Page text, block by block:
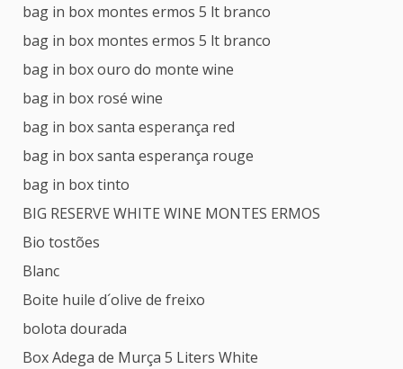
bag in box montes ermos 5 lt branco
bag in box montes ermos 5 lt branco
bag in box ouro do monte wine
bag in box rosé wine
bag in box santa esperança red
bag in box santa esperança rouge
bag in box tinto
BIG RESERVE WHITE WINE MONTES ERMOS
Bio tostões
Blanc
Boite huile d´olive de freixo
bolota dourada
Box Adega de Murça 5 Liters White